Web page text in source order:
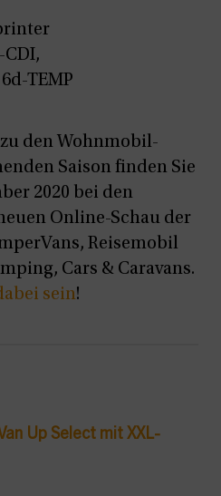
CDI,
TEMP
den Wohnmobil-
Saison finden Sie
2020 bei den
Online-Schau der
Reisemobil
Cars & Caravans.
sein!
Up Select mit XXL-